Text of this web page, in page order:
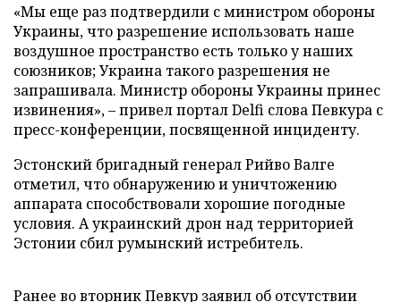
«Мы еще раз подтвердили с министром обороны
Украины, что разрешение использовать наше
воздушное пространство есть только у наших
союзников; Украина такого разрешения не
запрашивала. Министр обороны Украины принес
извинения», – привел портал Delfi слова Певкура с
пресс-конференции, посвященной инциденту.
Эстонский бригадный генерал Рийво Валге
отметил, что обнаружению и уничтожению
аппарата способствовали хорошие погодные
условия. А украинский дрон над территорией
Эстонии сбил румынский истребитель.
Ранее во вторник Певкур заявил об отсутствии